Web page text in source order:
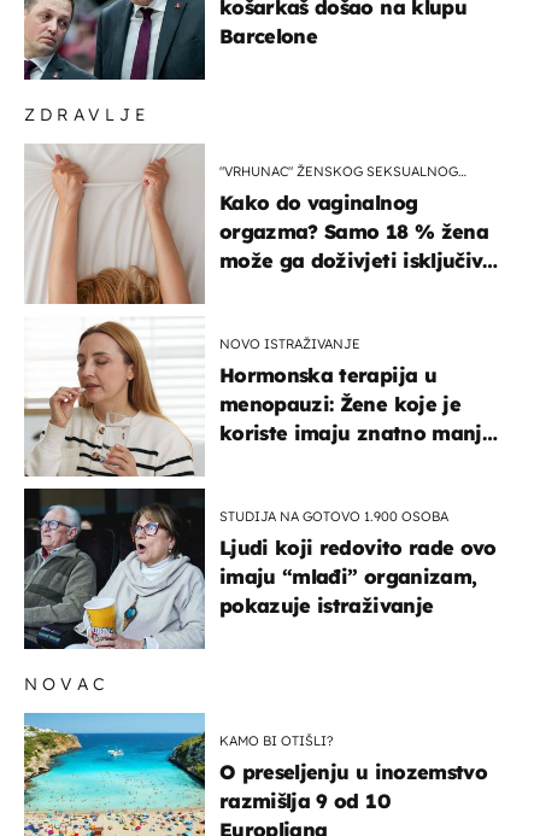
ZDRAVLJE
"VRHUNAC" ŽENSKOG SEKSUALNOG
Kako do vaginalnog
orgazma? Samo 18 % žena
može ga doživjeti isključivo
NOVO ISTRAŽIVANJE
Hormonska terapija u
menopauzi: Žene koje je
koriste imaju znatno manji
STUDIJA NA GOTOVO 1.900 OSOBA
Ljudi koji redovito rade ovo
imaju “mlađi” organizam,
pokazuje istraživanje
košarkaš došao na klupu
Barcelone
NOVAC
KAMO BI OTIŠLI?
O preseljenju u inozemstvo
razmišlja 9 od 10
Europljana